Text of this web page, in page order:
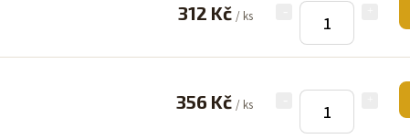
312 Kč / ks
356 Kč / ks